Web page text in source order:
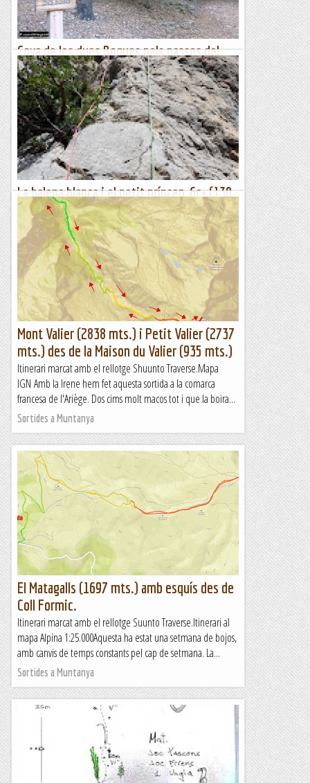
Cova de les dues Boques pels passos del
Robust Marge i del Petit Pi
Camí de ses BassesUna volta per la muntanya del Voltor.
Partim del final del carrer de les Oliveres, on a l’esquerra del
portell de Son Gual Petit, arranca el transitat camí...
Viaranys
La balena blanca i el petit príncep, 6c+ (130
mts), Roc d'en Solà, Perles
Després de l'experiència "dirt climb" de dissabte a la
Xemeneia Fonda del Doll, venia de gust escalar en roca neta
i bona. I aquesta és una molt bona via, sobre calcari...
Lo gall
Mont Valier (2838 mts.) i Petit Valier (2737
mts.) des de la Maison du Valier (935 mts.)
Itinerari marcat amb el rellotge Shuunto Traverse.Mapa
IGN Amb la Irene hem fet aquesta sortida a la comarca
francesa de l'Ariège. Dos cims molt macos tot i que la boira...
Sortides a Muntanya
El Matagalls (1697 mts.) amb esquís des de
Coll Formic.
Itinerari marcat amb el rellotge Suunto Traverse.Itinerari al
mapa Alpina 1:25.000Aquesta ha estat una setmana de bojos,
amb canvis de temps constants pel cap de setmana. La...
Sortides a Muntanya